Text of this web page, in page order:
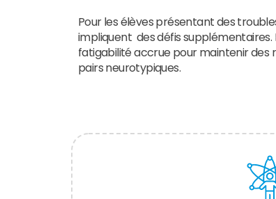
Pour les élèves présentant des
impliquent des défis supplémentaires.
fatigabilité accrue pour maintenir des
pairs neurotypiques.